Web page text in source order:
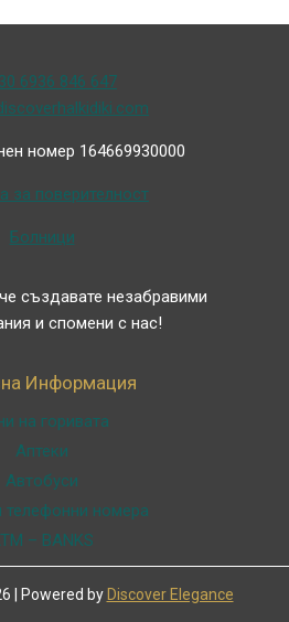
6936 846 647
номер 164669930000
за поверителност
Болници
създавате незабравими
и спомени с нас!
Информация
на горивата
Аптеки
Автобуси
телефонни номера
– BANKS
| Powered by Discover Elegance